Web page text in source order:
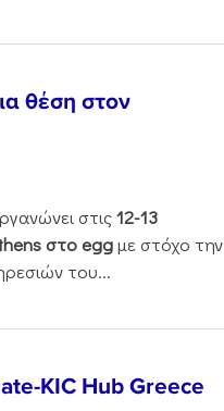
θέση στον
στις12-13
στο eggμε στόχο την
του...
KIC Hub Greece